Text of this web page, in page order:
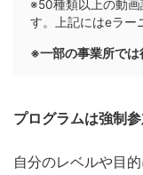
※50種類以上の動画
す。上記にはeラー
※一部の事業所では
プログラムは強制参
自分のレベルや目